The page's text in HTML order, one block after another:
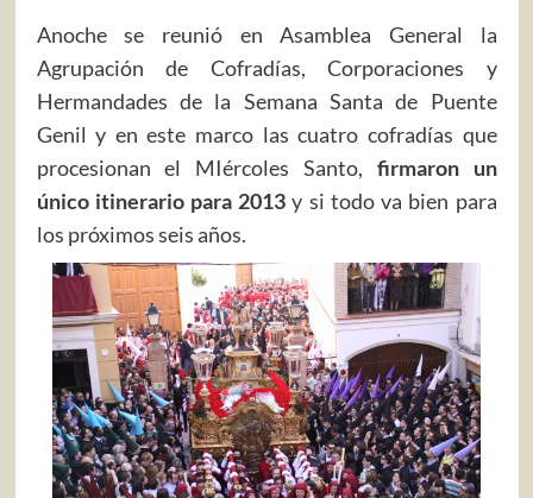
Anoche se reunió en Asamblea General la
Agrupación de Cofradías, Corporaciones y
Hermandades de la Semana Santa de Puente
Genil y en este marco las cuatro cofradías que
procesionan el MIércoles Santo, firmaron un
único itinerario para 2013y si todo va bien para
los próximos seis años.